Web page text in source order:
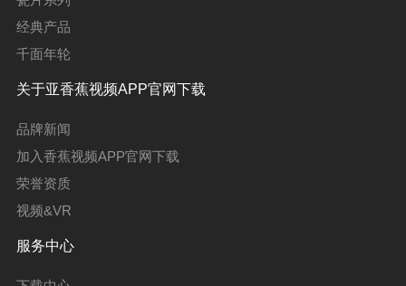
经典产品
千面年轮
关于亚香蕉视频APP官网下载
品牌新闻
加入香蕉视频APP官网下载
荣誉资质
视频&VR
服务中心